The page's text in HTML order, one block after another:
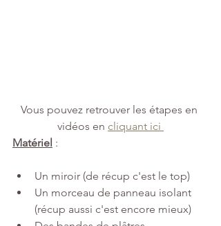
Vous pouvez retrouver les étapes en
vidéos en cliquant ici
Matériel :
Un miroir (de récup c'est le top)
Un morceau de panneau isolant
(récup aussi c'est encore mieux)